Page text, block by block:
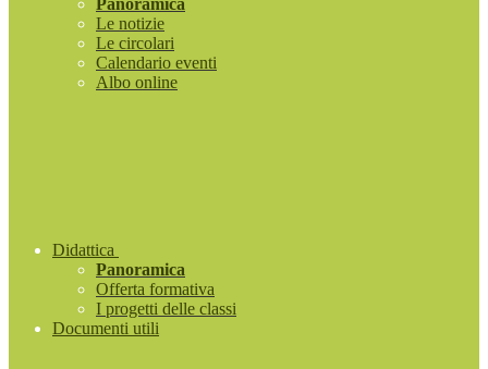
Panoramica
Le notizie
Le circolari
Calendario eventi
Albo online
Didattica
Panoramica
Offerta formativa
I progetti delle classi
Documenti utili